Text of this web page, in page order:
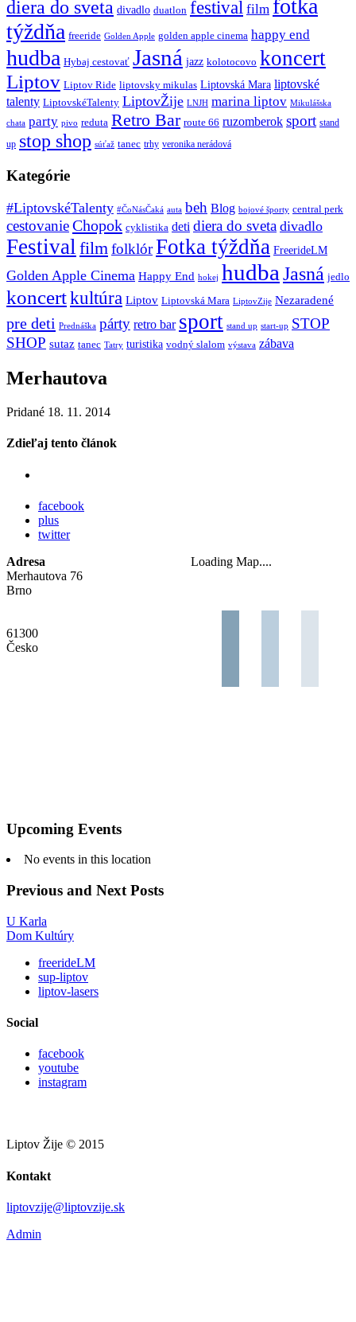
diera do sveta divadlo duatlon festival film fotka
týždňa freeride Golden Apple golden apple cinema happy end
hudba Hybaj cestovať Jasná jazz kolotocovo koncert
Liptov Liptov Ride liptovsky mikulas Liptovská Mara liptovské
talenty LiptovskéTalenty LiptovŽije LNJH marina liptov Mikulášska
chata party pivo reduta Retro Bar route 66 ruzomberok sport stand
up stop shop súťaž tanec trhy veronika nerádová
Kategórie
#LiptovskéTalenty #ČoNásČaká auta beh Blog bojové športy central perk
cestovanieChopok cyklistika deti diera do sveta divadlo
Festival filmfolklórFotka týždňa FreerideLM
Golden Apple Cinema Happy End hokej hudba Jasná jedlo
koncertkultúra Liptov Liptovská Mara LiptovZije Nezaradené
pre deti Prednáška párty retro bar sport stand up start-up STOP
SHOP sutaz tanec Tatry turistika vodný slalom výstava zábava
Merhautova
Pridané 18. 11. 2014
Zdieľaj tento článok
facebook
plus
twitter
Loading Map....
Adresa
Merhautova 76
Brno
61300
Česko
Upcoming Events
No events in this location
Previous and Next Posts
U Karla
Dom Kultúry
freerideLM
sup-liptov
liptov-lasers
Social
facebook
youtube
instagram
Liptov Žije © 2015
Kontakt
liptovzije@liptovzije.sk
Admin